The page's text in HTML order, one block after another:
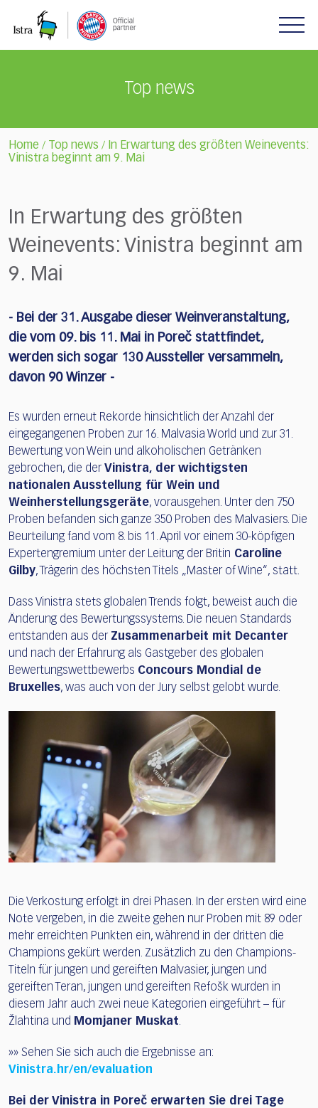
note:
Top news
Home / Top news /
In Erwartung des größten Weinevents:
Vinistra beginnt am 9. Mai
In Erwartung des größten
Weinevents: Vinistra beginnt am
9. Mai
- Bei der 31. Ausgabe dieser Weinveranstaltung,
die vom 09. bis 11. Mai in Poreč stattfindet,
werden sich sogar 130 Aussteller versammeln,
davon 90 Winzer -
Es wurden erneut Rekorde hinsichtlich der Anzahl der
eingegangenen Proben zur 16. Malvasia World und zur 31.
Bewertung von Wein und alkoholischen Getränken
gebrochen, die derVinistra, der wichtigsten
nationalen Ausstellung für Wein und
Weinherstellungsgeräte, vorausgehen. Unter den 750
Proben befanden sich ganze 350 Proben des Malvasiers. Die
Beurteilung fand vom 8. bis 11. April vor einem 30-köpfigen
Expertengremium unter der Leitung der Britin Caroline
Gilby, Trägerin des höchsten Titels „Master of Wine“, statt.
Dass Vinistra stets globalen Trends folgt, beweist auch die
Änderung des Bewertungssystems. Die neuen Standards
entstanden aus der Zusammenarbeit mit Decanter
und nach der Erfahrung als Gastgeber des globalen
Bewertungswettbewerbs Concours Mondial de
Bruxelles, was auch von der Jury selbst gelobt wurde.
Die Verkostung erfolgt in drei Phasen. In der ersten wird eine
Note vergeben, in die zweite gehen nur Proben mit 89 oder
mehr erreichten Punkten ein, während in der dritten die
Champions gekürt werden. Zusätzlich zu den Champions-
Titeln für jungen und gereiften Malvasier, jungen und
gereiften Teran, jungen und gereiften Refošk wurden in
diesem Jahr auch zwei neue Kategorien eingeführt – für
Žlahtina und Momjaner Muskat.
»» Sehen Sie sich auch die Ergebnisse an:
Vinistra.hr/en/evaluation
Bei der Vinistra in Poreč erwarten Sie drei Tage